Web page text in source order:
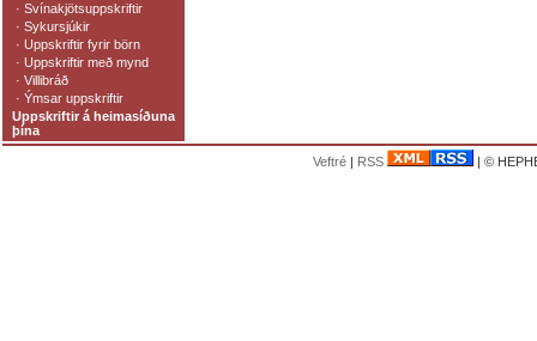
· Svínakjötsuppskriftir
· Sykursjúkir
· Uppskriftir fyrir börn
· Uppskriftir með mynd
· Villibráð
· Ýmsar uppskriftir
Uppskriftir á heimasíðuna
þína
Veftré| RSS | ©